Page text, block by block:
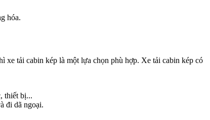
hóa.
xe tải cabin kép là một lựa chọn phù hợp. Xe tải cabin kép có
thiết bị...
đi dã ngoại.